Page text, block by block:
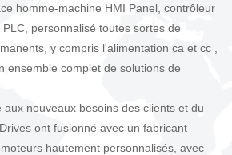
homme-machine HMI Panel, contrôleur
personnalisé toutes sortes de
y compris l'alimentation ca et cc ,
ensemble complet de solutions de
nouveaux besoins des clients et du
ont fusionné avec un fabricant
hautement personnalisés, avec